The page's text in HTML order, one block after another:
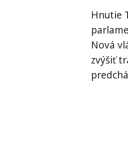
Hnutie
Nová
zvýšiť